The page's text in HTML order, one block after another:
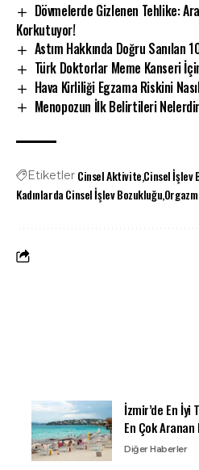
Dövmelerde Gizlenen Tehlike:
Korkutuyor!
Astım Hakkında Doğru Sanılan
Türk Doktorlar Meme Kanseri
Hava Kirliliği Egzama Riskini
Menopozun İlk Belirtileri
Etiketler Cinsel AktiviteCinsel İşlev
Kadınlarda Cinsel İşlev BozukluğuOrgazm
İzmir’de En İyi
En Çok
Diğer Haberler